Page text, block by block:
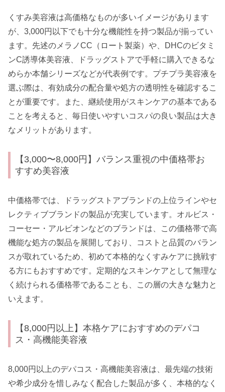
くすみ美容液は高価格なものが多いイメージがあります
が、3,000円以下でも十分な機能性を持つ製品が揃ってい
ます。先述のメラノCC（ロート製薬）や、DHCのビタミ
ンC誘導体美容液、ドラッグストアで手軽に購入できるな
めらか本舗シリーズなどが代表例です。プチプラ美容液を
選ぶ際は、有効成分の配合量や処方の透明性を確認するこ
とが重要です。また、継続使用がスキンケアの基本である
ことを考えると、毎日使いやすいコスパの良い製品は大き
なメリットがあります。
【3,000〜8,000円】バランス重視の中価格帯お
すすめ美容液
中価格帯では、ドラッグストアブランドの上位ラインやセ
レクティブブランドの製品が充実しています。オルビス・
コーセー・アルビオンなどのブランドは、この価格帯で高
機能な処方の製品を展開しており、コストと品質のバラン
スが取れているため、初めて本格的なくすみケアに挑戦す
る方にもおすすめです。定期的なスキンケアとして無理な
く続けられる価格帯であることも、この層の大きな魅力と
いえます。
【8,000円以上】本格ケアにおすすめのデパコ
ス・高機能美容液
8,000円以上のデパコス・高機能美容液は、最先端の技術
や希少成分を惜しみなく配合した製品が多く、本格的なく